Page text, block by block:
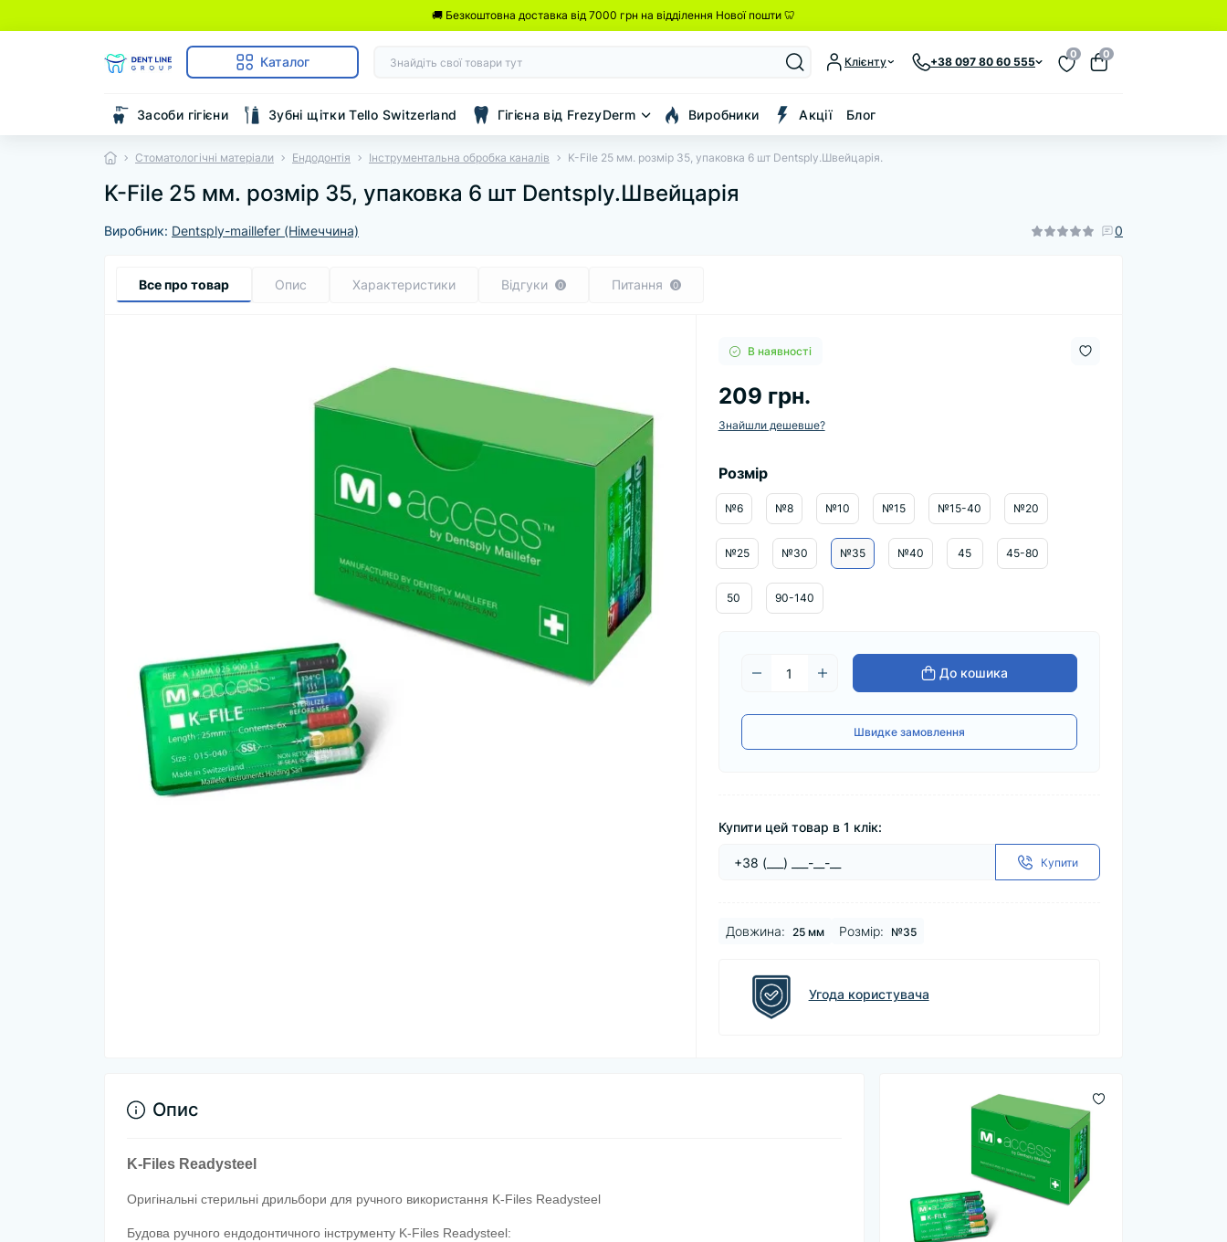
🚚 Безкоштовна доставка від 7000 грн на відділення Нової пошти 🦷
Каталог Клієнту +38 097 80 60 555
0 0
Засоби гігієни Зубні щітки Tello Switzerland Гігієна від FrezyDerm Виробники Акції Блог
Стоматологічні матеріали Ендодонтія Інструментальна обробка каналів K-File 25 мм. розмір 35, упаковка 6 шт Dentsply.Швейцарія.
K-File 25 мм. розмір 35, упаковка 6 шт Dentsply.Швейцарія
Виробник: Dentsply-maillefer (Німеччина) 0
Все про товар Опис Характеристики Відгуки 0 Питання 0
В наявності
209 грн.
Знайшли дешевше?
Розмір
№6 №8 №10 №15 №15-40 №20
№25 №30 №35 №40 45 45-80
50 90-140
До кошика
Швидке замовлення
Купити цей товар в 1 клік:
Купити
Довжина: 25 мм Розмір: №35
Угода користувача
Опис
K-Files Readysteel
Оригінальні стерильні дрильбори для ручного використання K-Files Readysteel
Будова ручного ендодонтичного інструменту K-Files Readysteel: